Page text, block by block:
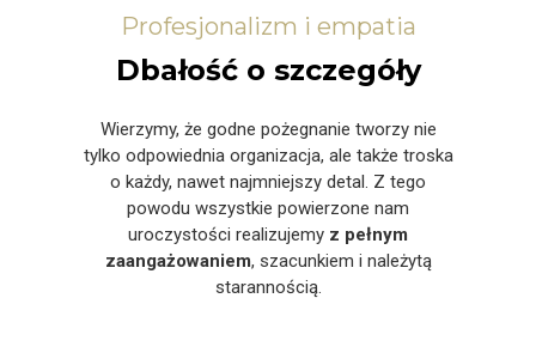
Profesjonalizm i empatia
Dbałość o szczegóły
Wierzymy, że godne pożegnanie tworzy nie
tylko odpowiednia organizacja, ale także troska
o każdy, nawet najmniejszy detal. Z tego
powodu wszystkie powierzone nam
uroczystości realizujemy z pełnym
zaangażowaniem, szacunkiem i należytą
starannością.